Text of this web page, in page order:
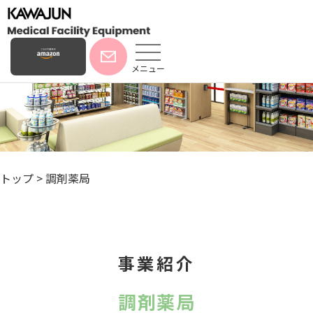
メニュー
トップ >調剤薬局
事業紹介
調剤薬局